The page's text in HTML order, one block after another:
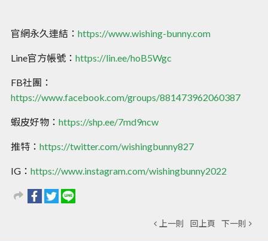
官網永久連結： https://www.wishing-bunny.com
Line官方帳號： https://lin.ee/hoB5Wgc
FB社團：
https://www.facebook.com/groups/881473962060387
蝦皮好物： https://shp.ee/7md9ncw
推特： https://twitter.com/wishingbunny827
IG： https://www.instagram.com/wishingbunny2022
上一則 回上頁 下一則